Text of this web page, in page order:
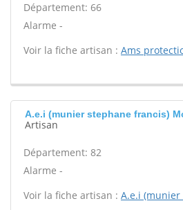
Département: 66
Alarme -
Voir la fiche artisan : Ams
A.e.i (munier stephane francis)
Artisan
Département: 82
Alarme -
Voir la fiche artisan : A.e.i